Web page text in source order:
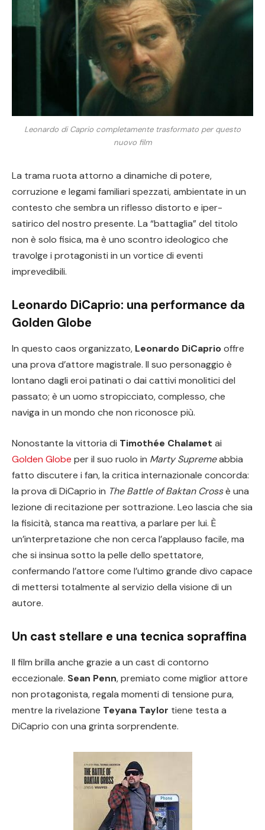
Leonardo di Caprio completamente trasformato per questo
nuovo film
La trama ruota attorno a dinamiche di potere,
corruzione e legami familiari spezzati, ambientate in un
contesto che sembra un riflesso distorto e iper-
satirico del nostro presente. La “battaglia” del titolo
non è solo fisica, ma è uno scontro ideologico che
travolge i protagonisti in un vortice di eventi
imprevedibili.
Leonardo DiCaprio: una performance da
Golden Globe
In questo caos organizzato, Leonardo DiCapriooffre
una prova d’attore magistrale. Il suo personaggio è
lontano dagli eroi patinati o dai cattivi monolitici del
passato; è un uomo stropicciato, complesso, che
naviga in un mondo che non riconosce più.
Nonostante la vittoria di Timothée Chalamet ai
Golden Globe per il suo ruolo in Marty Supremeabbia
fatto discutere i fan, la critica internazionale concorda:
la prova di DiCaprio in The Battle of Baktan Crossè una
lezione di recitazione per sottrazione. Leo lascia che sia
la fisicità, stanca ma reattiva, a parlare per lui. È
un’interpretazione che non cerca l’applauso facile, ma
che si insinua sotto la pelle dello spettatore,
confermando l’attore come l’ultimo grande divo capace
di mettersi totalmente al servizio della visione di un
autore.
Un cast stellare e una tecnica sopraffina
Il film brilla anche grazie a un cast di contorno
eccezionale. Sean Penn, premiato come miglior attore
non protagonista, regala momenti di tensione pura,
mentre la rivelazione Teyana Taylor tiene testa a
DiCaprio con una grinta sorprendente.